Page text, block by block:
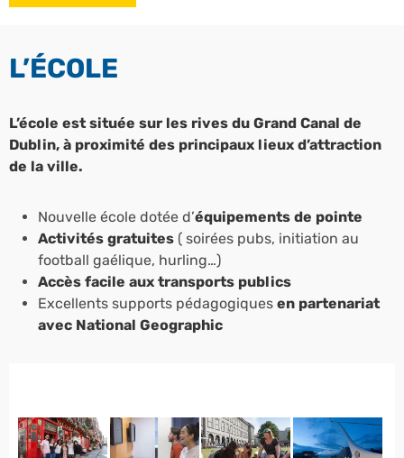
L’ÉCOLE
L’école est située sur les rives du Grand Canal de
Dublin, à proximité des principaux lieux d’attraction
de la ville.
Nouvelle école dotée d’équipements de pointe
Activités gratuites ( soirées pubs, initiation au
football gaélique, hurling…)
Accès facile aux transports publics
Excellents supports pédagogiques en partenariat
avec National Geographic